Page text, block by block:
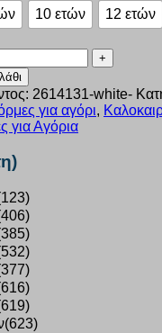
10 ετών 12 ετών
2614131-white-
για αγόρι,
για Αγόρια
(623)